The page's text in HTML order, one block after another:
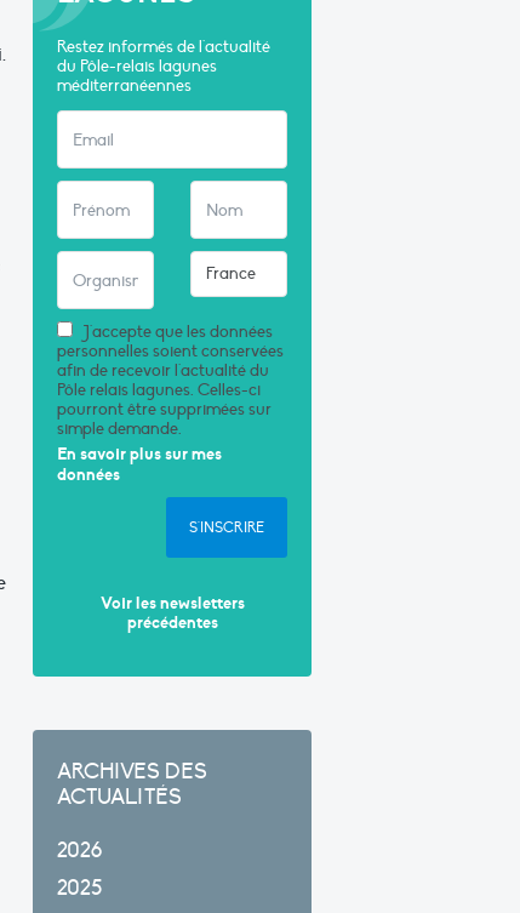
Restez informés de l'actualité
du Pôle-relais lagunes
méditerranéennes
J'accepte que les données
personnelles soient conservées
afin de recevoir l'actualité du
Pôle relais lagunes. Celles-ci
pourront être supprimées sur
simple demande.
En savoir plus sur mes
données
S'INSCRIRE
Voir les newsletters
précédentes
ARCHIVES DES
ACTUALITÉS
2026
2025